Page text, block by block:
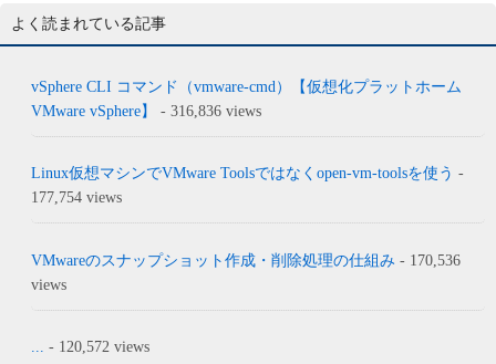
よく読まれている記事
vSphere CLI コマンド（vmware-cmd）【仮想化プラットホーム
VMware vSphere】
- 316,836 views
Linux仮想マシンでVMware Toolsではなくopen-vm-toolsを使う -
177,754 views
VMwareのスナップショット作成・削除処理の仕組み - 170,536
views
... - 120,572 views